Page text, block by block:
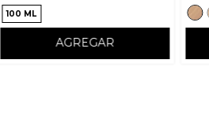
100 ML
AGREGAR